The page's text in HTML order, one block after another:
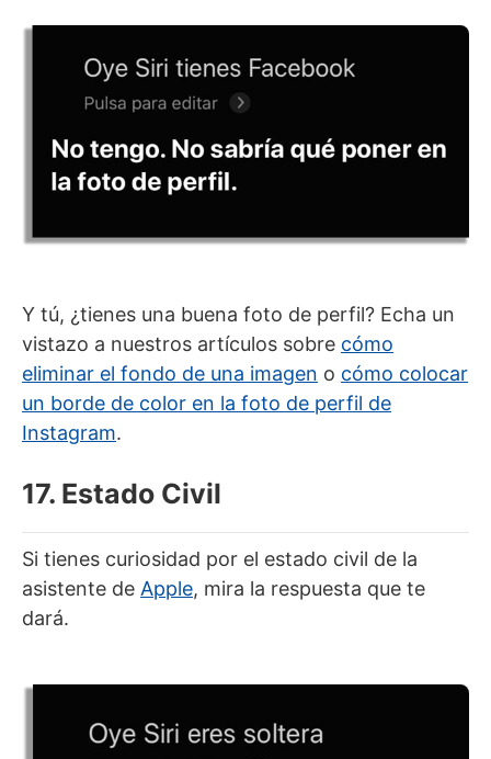
Y tú, ¿tienes una buena foto de perfil? Echa un
vistazo a nuestros artículos sobre cómo
eliminar el fondo de una imagen o cómo colocar
un borde de color en la foto de perfil de
Instagram.
17. Estado Civil
Si tienes curiosidad por el estado civil de la
asistente de Apple, mira la respuesta que te
dará.